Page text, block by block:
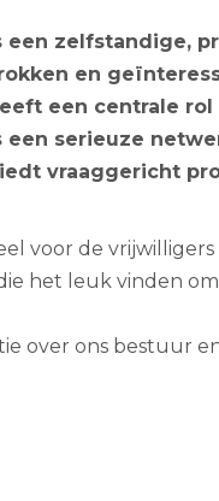
een zelfstandige,
en
een centrale
een serieuze
vraaggericht
voor de
het leuk vinden
over ons bestuur